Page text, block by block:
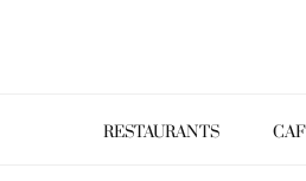
RESTAURANTS